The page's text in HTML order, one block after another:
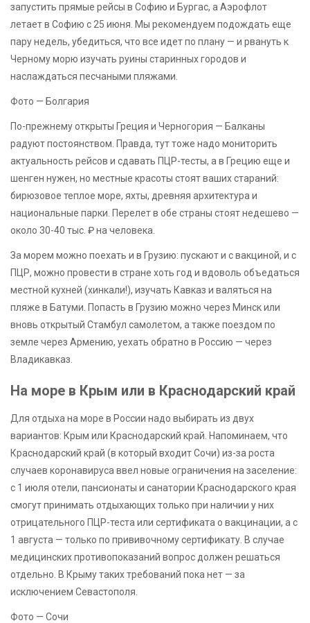
запустить прямые рейсы в Софию и Бургас, а Аэрофлот
летает в Софию с 25 июня. Мы рекомендуем подождать еще
пару недель, убедиться, что все идет по плану — и рвануть к
Черному морю изучать руины старинных городов и
наслаждаться песчаными пляжами.
Фото — Болгария
По-прежнему открыты Греция и Черногория — Балканы
радуют постоянством. Правда, тут тоже надо мониторить
актуальность рейсов и сдавать ПЦР-тесты, а в Грецию еще и
шенген нужен, но местные красоты стоят ваших стараний:
бирюзовое теплое море, яхты, древняя архитектура и
национальные парки. Перелет в обе страны стоят недешево —
около 30-40 тыс. ₽ на человека.
За морем можно поехать и в Грузию: пускают и с вакциной, и с
ПЦР, можно провести в стране хоть год и вдоволь объедаться
местной кухней (хинкали!), изучать Кавказ и валяться на
пляже в Батуми. Попасть в Грузию можно через Минск или
вновь открытый Стамбул самолетом, а также поездом по
земле через Армению, уехать обратно в Россию — через
Владикавказ.
На море в Крым или в Краснодарский край
Для отдыха на море в России надо выбирать из двух
вариантов: Крым или Краснодарский край. Напоминаем, что
Краснодарский край (в который входит Сочи) из-за роста
случаев коронавируса ввел новые ограничения на заселение:
с 1 июля отели, пансионаты и санатории Краснодарского края
смогут принимать отдыхающих только при наличии у них
отрицательного ПЦР-теста или сертификата о вакцинации, а с
1 августа — только по прививочному сертификату. В случае
медицинских противопоказаний вопрос должен решаться
отдельно. В Крыму таких требований пока нет — за
исключением Севастополя.
Фото — Сочи